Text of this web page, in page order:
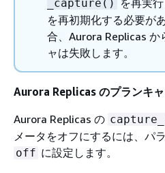
_capture()
を再実
を再初期化する必要が
合、Aurora Replicas か
ャは失敗します。
Aurora Replicas のプランキ
Aurora Replicas の
メータをオフにするには、パ
off に設定します。